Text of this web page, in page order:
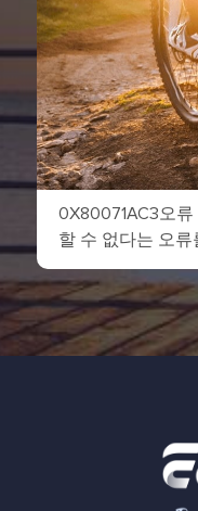
0X80071AC3오
할 수 없다는 오류